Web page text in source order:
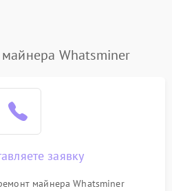
Whatsminer
заявку
майнера Whatsminer